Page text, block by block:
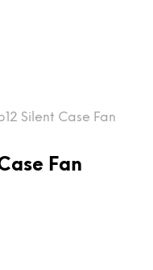
Silent Case Fan
Fan